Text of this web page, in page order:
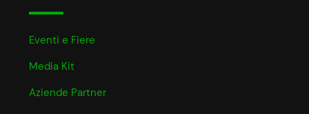
Eventi e Fiere
Media Kit
Aziende Partner